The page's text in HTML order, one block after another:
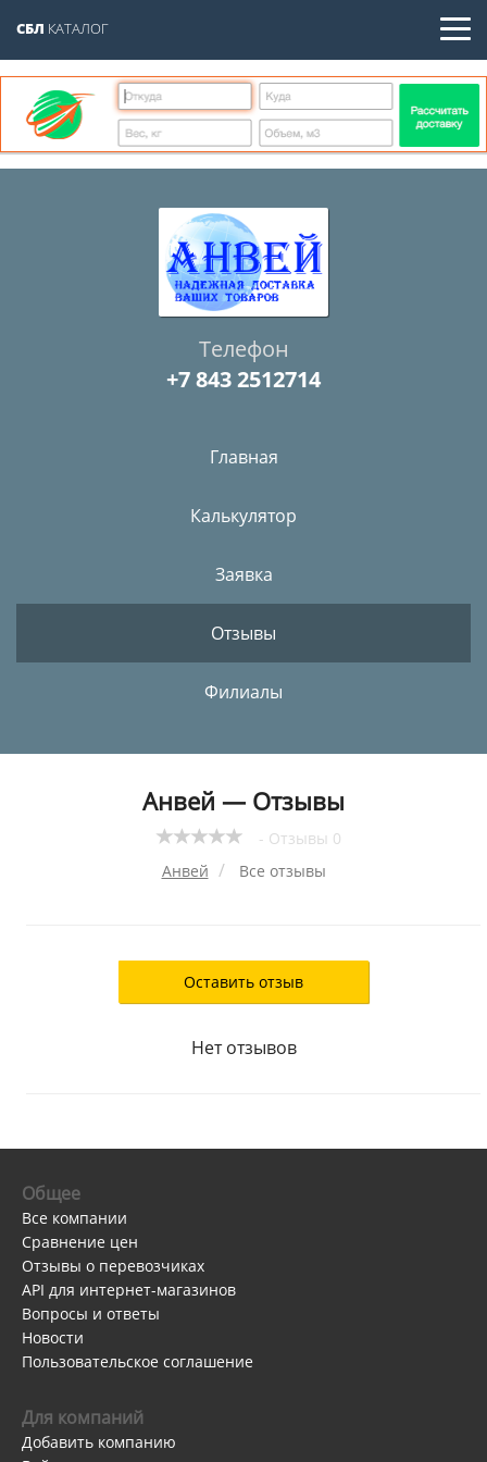
СБЛ КАТАЛОГ
Телефон
+7 843 2512714
Главная
Калькулятор
Заявка
Отзывы
Филиалы
Анвей — Отзывы
- Отзывы 0
Анвей
Все отзывы
Оставить отзыв
Нет отзывов
Общее
Все компании
Сравнение цен
Отзывы о перевозчиках
API для интернет-магазинов
Вопросы и ответы
Новости
Пользовательское соглашение
Для компаний
Добавить компанию